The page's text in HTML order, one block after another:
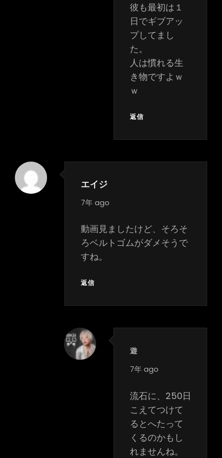
彼も最初は１
日でギブアッ
プしてまし
た。
人は慣れる生
き物ですよｗ
ｗ
返信
エイジ
says:
7年 ago
動画見ましたけど、そろそ
ろベルトゴムがダメそうで
すね。
返信
遊
says:
7年 ago
流石に、250日
こえてつけて
るとへたって
くるのかもし
れませんね。